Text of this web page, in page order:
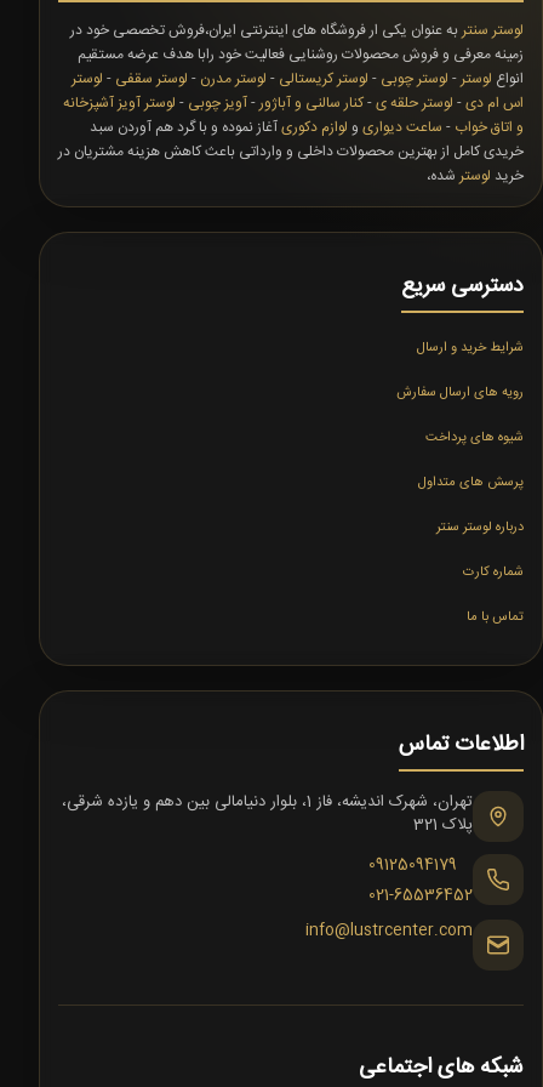
لوستر سنتر به عنوان یکی ار فروشگاه های اینترنتی ایران،فروش تخصصی خود در
زمینه معرفی و فروش محصولات روشنایی فعالیت خود رابا هدف عرضه مستقیم
انواع لوستر - لوستر چوبی - لوستر کریستالی - لوستر مدرن - لوستر سقفی - لوستر
اس ام دی- لوستر حلقه ی-کنار سالنی و آباژور-آویز چوبی - لوستر آویز آشپزخانه
و اتاق خواب - ساعت دیواری و لوازم دکوریآغاز نموده و با گرد هم آوردن سبد
خریدی کامل از بهترین محصولات داخلی و وارداتی باعث کاهش هزینه مشتریان در
خرید لوستر شده،
دسترسی سریع
شرایط خرید و ارسال
رویه های ارسال سفارش
شیوه های پرداخت
پرسش های متداول
درباره لوستر سنتر
شماره کارت
تماس با ما
اطلاعات تماس
تهران، شهرک اندیشه، فاز 1، بلوار دنیامالی بین دهم و یازده شرقی،
پلاک 321
09125094179
021-65536452
info@lustrcenter.com
شبکه های اجتماعی